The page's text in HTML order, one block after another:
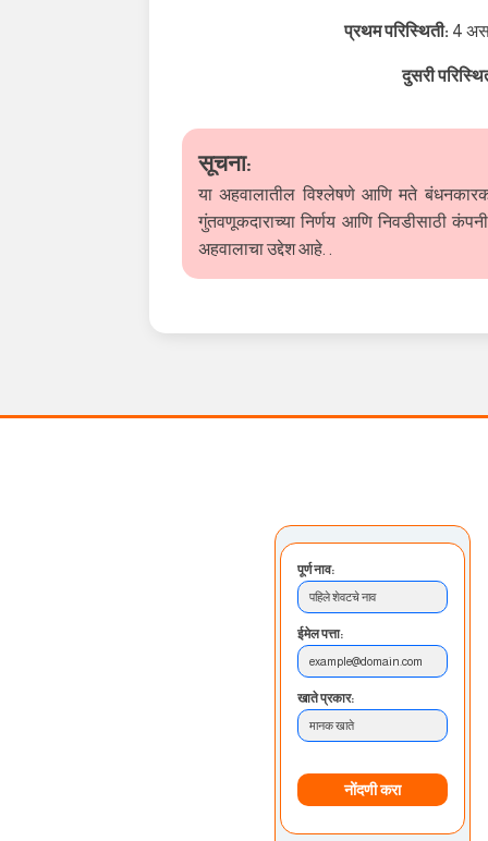
प्रथम परिस्थिती: 4
दुसरी
सूचना:
या अहवालातील विश्लेषणे आणि मते बंधनकारक
गुंतवणूकदाराच्या निर्णय आणि निवडीसाठी
अहवालाचा उद्देश आहे. .
पूर्ण नाव:
पहिले शेवटचे नाव
ईमेल पत्ता:
example@domain.com
खाते प्रकार:
मानक खाते
नोंदणी करा